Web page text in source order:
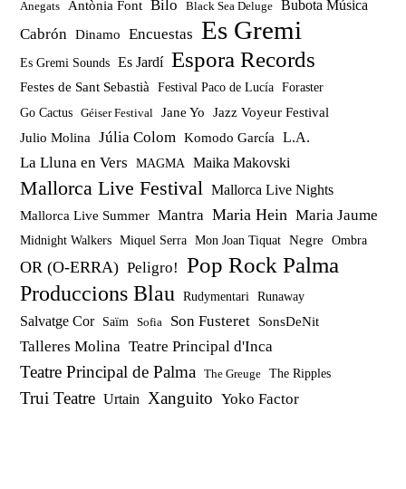
Anegats Antònia Font Bilo Black Sea Deluge Bubota Música
Cabrón Dinamo Encuestas Es Gremi
Es Gremi Sounds Es Jardí Espora Records
Festes de Sant Sebastià Festival Paco de Lucía Foraster
Go Cactus Géiser Festival Jane Yo
Jazz Voyeur Festival
Julio Molina
Júlia Colom Komodo García L.A.
La Lluna en Vers MAGMA Maika Makovski
Mallorca Live Festival Mallorca Live Nights
Mallorca Live Summer Mantra Maria Hein Maria Jaume
Midnight Walkers Miquel Serra Mon Joan Tiquat Negre Ombra
OR (O-ERRA) Peligro!
Pop Rock Palma
Produccions Blau
Rudymentari Runaway
Salvatge Cor Saïm Sofia Son Fusteret SonsDeNit
Talleres Molina Teatre Principal d'Inca
Teatre Principal de Palma The Greuge The Ripples
Trui Teatre Urtain Xanguito Yoko Factor